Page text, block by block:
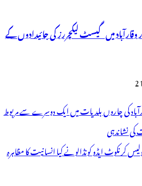
وقارآباد میں گیسٹ لیکچررز کی جائیدادوں کے
کی چاروں بلدیات میں ایک دوسرے سے مربوط
کی نشاندہی
کرنکوٹ ایڈو کونڈالونے کیا انسانیت کا مظاہرہ